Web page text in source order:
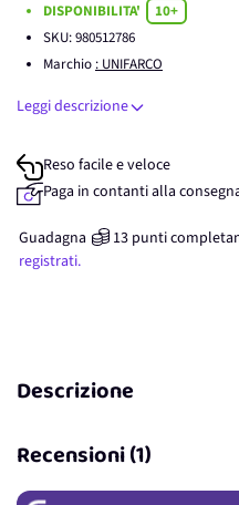
DISPONIBILITA'
10+
SKU:980512786
Marchio : UNIFARCO
Leggi descrizione
Reso facile e veloce
Paga in contanti alla
Guadagna 13 punti
registrati.
Descrizione
Recensioni (1)